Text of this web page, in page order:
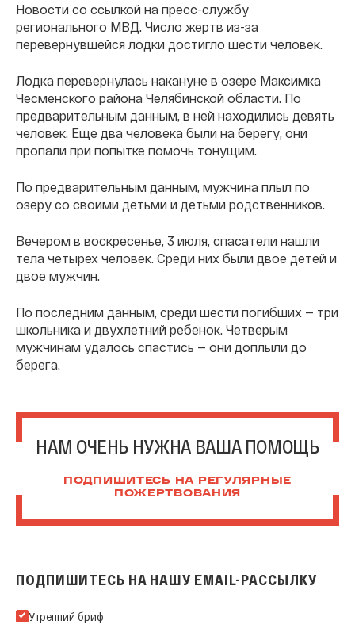
Новости со ссылкой на пресс-службу
регионального МВД. Число жертв из-за
перевернувшейся лодки достигло шести человек.
Лодка перевернулась накануне в озере Максимка
Чесменского района Челябинской области. По
предварительным данным, в ней находились девять
человек. Еще два человека были на берегу, они
пропали при попытке помочь тонущим.
По предварительным данным, мужчина плыл по
озеру со своими детьми и детьми родственников.
Вечером в воскресенье, 3 июля, спасатели нашли
тела четырех человек. Среди них были двое детей и
двое мужчин.
По последним данным, среди шести погибших — три
школьника и двухлетний ребенок. Четверым
мужчинам удалось спастись — они доплыли до
берега.
НАМ ОЧЕНЬ НУЖНА ВАША ПОМОЩЬ
ПОДПИШИТЕСЬ НА РЕГУЛЯРНЫЕ
ПОЖЕРТВОВАНИЯ
ПОДПИШИТЕСЬ НА НАШУ EMAIL-РАССЫЛКУ
Подпишитесь на нашу Email-рассылку
Утренний бриф